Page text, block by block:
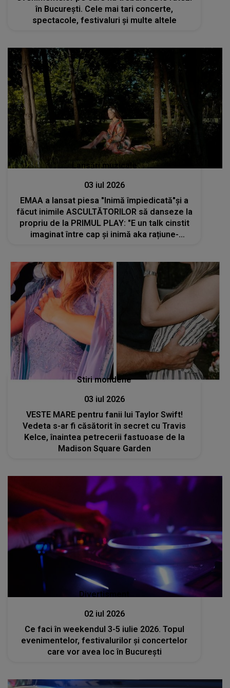
în București. Cele mai tari concerte,
spectacole, festivaluri și multe altele
Lansări muzicale
03 iul 2026
EMAA a lansat piesa "Inimă împiedicată"și a
făcut inimile ASCULTĂTORILOR să danseze la
propriu de la PRIMUL PLAY: "E un talk cinstit
imaginat între cap și inimă aka rațiune-
Stiri mondene
03 iul 2026
VESTE MARE pentru fanii lui Taylor Swift!
Vedeta s-ar fi căsătorit în secret cu Travis
Kelce, înaintea petrecerii fastuoase de la
Madison Square Garden
Divertisment
02 iul 2026
Ce faci în weekendul 3-5 iulie 2026. Topul
evenimentelor, festivalurilor și concertelor
care vor avea loc în București